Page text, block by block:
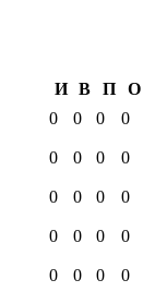
И В П
О
0 0 0 0
0 0 0 0
0 0 0 0
0 0 0 0
0 0 0 0